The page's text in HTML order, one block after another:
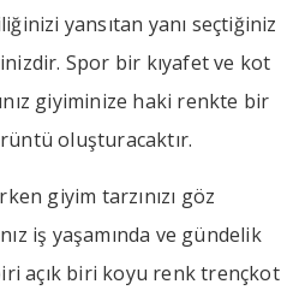
yansıtan yanı seçtiğiniz
Spor bir kıyafet ve kot
giyiminize haki renkte bir
oluşturacaktır.
giyim tarzınızı göz
iş yaşamında ve gündelik
açık biri koyu renk trençkot